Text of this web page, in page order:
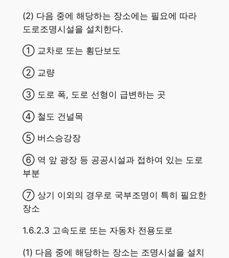
(2) 다음 중에 해당하는 장소에는 필요에 따라
도로조명시설을 설치한다.
① 교차로 또는 횡단보도
② 교량
③ 도로 폭, 도로 선형이 급변하는 곳
④ 철도 건널목
⑤ 버스승강장
⑥ 역 앞 광장 등 공공시설과 접하여 있는 도로
부분
⑦ 상기 이외의 경우로 국부조명이 특히 필요한
장소
1.6.2.3 고속도로 또는 자동차 전용도로
(1) 다음 중에 해당하는 장소는 조명시설을 설치